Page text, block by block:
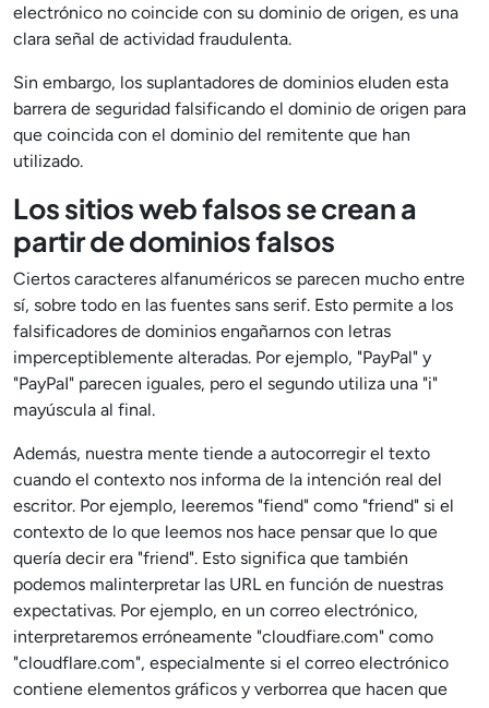
electrónico no coincide con su dominio de origen, es una
clara señal de actividad fraudulenta.
Sin embargo, los suplantadores de dominios eluden esta
barrera de seguridad falsificando el dominio de origen para
que coincida con el dominio del remitente que han
utilizado.
Los sitios web falsos se crean a
partir de dominios falsos
Ciertos caracteres alfanuméricos se parecen mucho entre
sí, sobre todo en las fuentes sans serif. Esto permite a los
falsificadores de dominios engañarnos con letras
imperceptiblemente alteradas. Por ejemplo, "PayPal" y
"PayPaI" parecen iguales, pero el segundo utiliza una "i"
mayúscula al final.
Además, nuestra mente tiende a autocorregir el texto
cuando el contexto nos informa de la intención real del
escritor. Por ejemplo, leeremos "fiend" como "friend" si el
contexto de lo que leemos nos hace pensar que lo que
quería decir era "friend". Esto significa que también
podemos malinterpretar las URL en función de nuestras
expectativas. Por ejemplo, en un correo electrónico,
interpretaremos erróneamente "cloudfiare.com" como
"cloudflare.com", especialmente si el correo electrónico
contiene elementos gráficos y verborrea que hacen que